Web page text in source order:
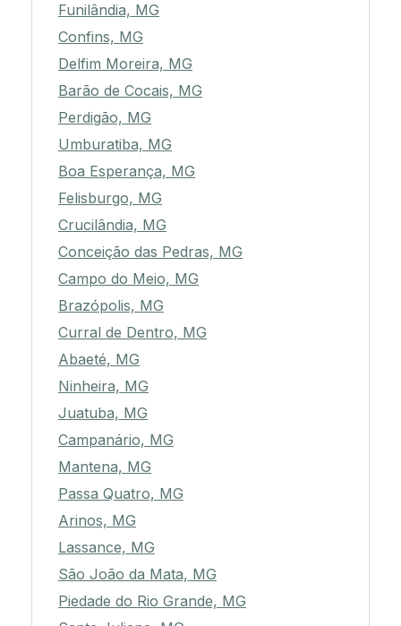
Funilândia, MG
Confins, MG
Delfim Moreira, MG
Barão de Cocais, MG
Perdigão, MG
Umburatiba, MG
Boa Esperança, MG
Felisburgo, MG
Crucilândia, MG
Conceição das Pedras, MG
Campo do Meio, MG
Brazópolis, MG
Curral de Dentro, MG
Abaeté, MG
Ninheira, MG
Juatuba, MG
Campanário, MG
Mantena, MG
Passa Quatro, MG
Arinos, MG
Lassance, MG
São João da Mata, MG
Piedade do Rio Grande, MG